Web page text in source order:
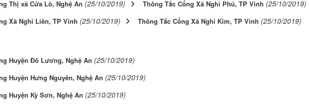
Thị xã Cửa Lò, Nghệ An (25/10/2019) Thông Tắc Cống Xã Nghi Phú, TP Vinh (25/10/2019)
Xã Nghi Liên, TP Vinh (25/10/2019) Thông Tắc Cống Xã Nghi Kim, TP Vinh (25/10/2019)
Huyện Đô Lương, Nghệ An (25/10/2019)
Huyện Hưng Nguyên, Nghệ An (25/10/2019)
Huyện Kỳ Sơn, Nghệ An (25/10/2019)